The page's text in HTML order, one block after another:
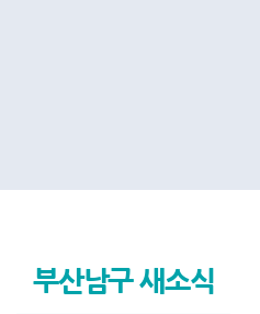
부산남구새소식